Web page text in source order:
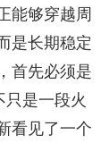
能够穿越周
是长期稳定
首先必须是
只是一段火
看见了一个